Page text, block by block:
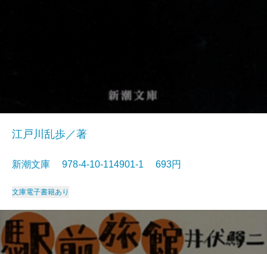
江戸川乱歩／著
新潮文庫 978-4-10-114901-1 693円
文庫電子書籍あり